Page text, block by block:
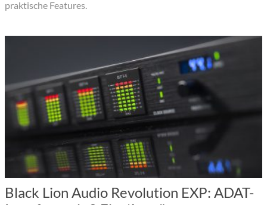
praktische Features.
Black Lion Audio Revolution EXP: ADAT-